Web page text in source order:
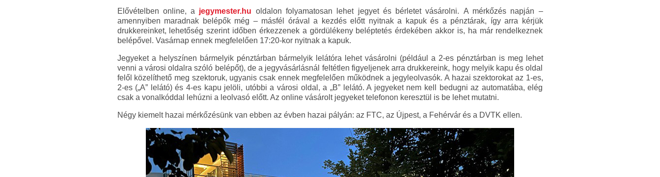
Elővételben online, a jegymester.hu oldalon folyamatosan lehet jegyet és bérletet vásárolni. A mérkőzés napján –
amennyiben maradnak belépők még – másfél órával a kezdés előtt nyitnak a kapuk és a pénztárak, így arra kérjük
drukkereinket, lehetőség szerint időben érkezzenek a gördülékeny beléptetés érdekében akkor is, ha már rendelkeznek
belépővel. Vasárnap ennek megfelelően 17:20-kor nyitnak a kapuk.
Jegyeket a helyszínen bármelyik pénztárban bármelyik lelátóra lehet vásárolni (például a 2-es pénztárban is meg lehet
venni a városi oldalra szóló belépőt), de a jegyvásárlásnál feltétlen figyeljenek arra drukkereink, hogy melyik kapu és oldal
felől közelíthető meg szektoruk, ugyanis csak ennek megfelelően működnek a jegyleolvasók. A hazai szektorokat az 1-es,
2-es („A” lelátó) és 4-es kapu jelöli, utóbbi a városi oldal, a „B” lelátó. A jegyeket nem kell bedugni az automatába, elég
csak a vonalkóddal lehúzni a leolvasó előtt. Az online vásárolt jegyeket telefonon keresztül is be lehet mutatni.
Négy kiemelt hazai mérkőzésünk van ebben az évben hazai pályán: az FTC, az Újpest, a Fehérvár és a DVTK ellen.